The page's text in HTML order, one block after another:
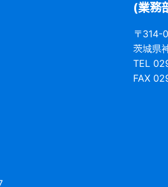
(業務
〒314-
茨城県
TEL
FAX